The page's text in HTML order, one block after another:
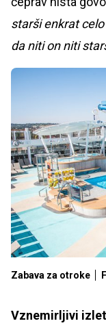
starši enkrat
da niti on niti
Zabava za otroke
Vznemirljivi